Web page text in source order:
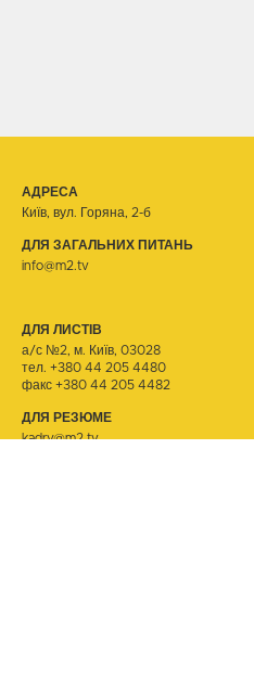
АДРЕСА
Київ, вул. Горяна, 2-б
ДЛЯ ЗАГАЛЬНИХ ПИТАНЬ
info@m2.tv
ДЛЯ ЛИСТІВ
а/с №2, м. Київ, 03028
тел. +380 44 205 4480
факс +380 44 205 4482
ДЛЯ РЕЗЮМЕ
kadry@m2.tv